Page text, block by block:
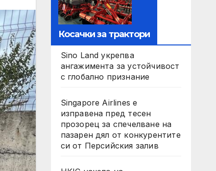
Косачки за трактори
Sino Land укрепва
ангажимента за устойчивост
с глобално признание
Singapore Airlines е
изправена пред тесен
прозорец за спечелване на
пазарен дял от конкурентите
си от Персийския залив